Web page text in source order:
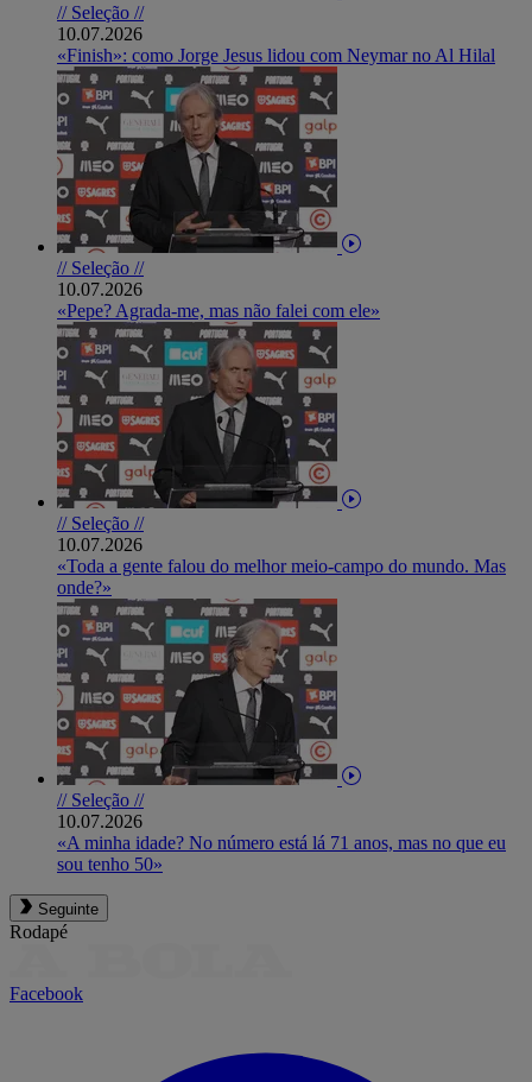
// Seleção //
10.07.2026
«Finish»: como Jorge Jesus lidou com Neymar no Al Hilal
// Seleção //
10.07.2026
«Pepe? Agrada-me, mas não falei com ele»
// Seleção //
10.07.2026
«Toda a gente falou do melhor meio-campo do mundo. Mas
onde?»
// Seleção //
10.07.2026
«A minha idade? No número está lá 71 anos, mas no que eu
sou tenho 50»
Seguinte
Rodapé
Facebook